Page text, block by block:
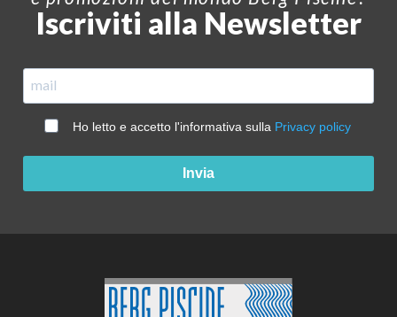
Iscriviti alla Newsletter
Ho letto e accetto l'informativa sulla Privacy policy
Invia